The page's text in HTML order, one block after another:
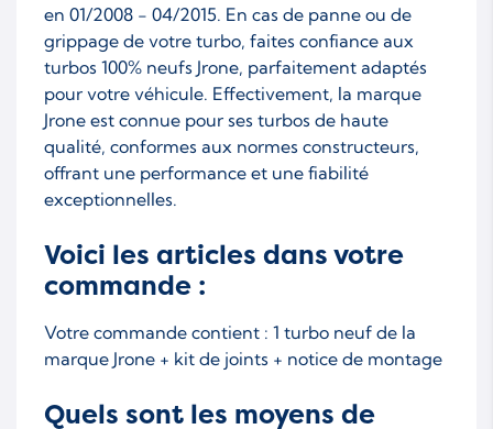
en 01/2008 - 04/2015. En cas de panne ou de
grippage de votre turbo, faites confiance aux
turbos 100% neufs Jrone, parfaitement adaptés
pour votre véhicule. Effectivement, la marque
Jrone est connue pour ses turbos de haute
qualité, conformes aux normes constructeurs,
offrant une performance et une fiabilité
exceptionnelles.
Voici les articles dans votre
commande :
Votre commande contient : 1 turbo neuf de la
marque Jrone + kit de joints + notice de montage
Quels sont les moyens de